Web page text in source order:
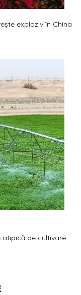
exploziv în China
atipică de cultivare